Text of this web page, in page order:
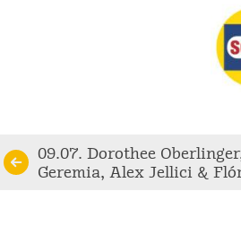
Continue
09.07. Dorothee
Geremia, Alex Jellici &